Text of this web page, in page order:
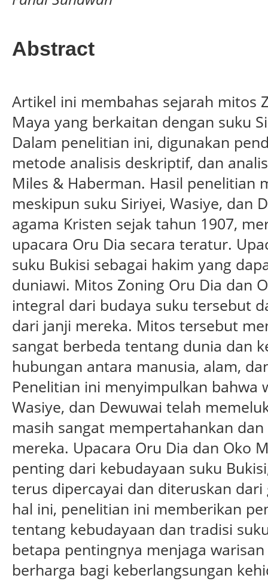
Abstract
Artikel ini membahas sejarah mitos
Maya yang berkaitan dengan suku
Dalam penelitian ini, digunakan
metode analisis deskriptif, dan
Miles & Haberman. Hasil penelitian
meskipun suku Siriyei, Wasiye, dan
agama Kristen sejak tahun 1907,
upacara Oru Dia secara teratur.
suku Bukisi sebagai hakim yang
duniawi. Mitos Zoning Oru Dia dan
integral dari budaya suku tersebut
dari janji mereka. Mitos tersebut
sangat berbeda tentang dunia dan
hubungan antara manusia, alam,
Penelitian ini menyimpulkan bahwa
Wasiye, dan Dewuwai telah
masih sangat mempertahankan
mereka. Upacara Oru Dia dan Oko
penting dari kebudayaan suku
terus dipercayai dan diteruskan
hal ini, penelitian ini memberikan
tentang kebudayaan dan tradisi
betapa pentingnya menjaga
berharga bagi keberlangsungan